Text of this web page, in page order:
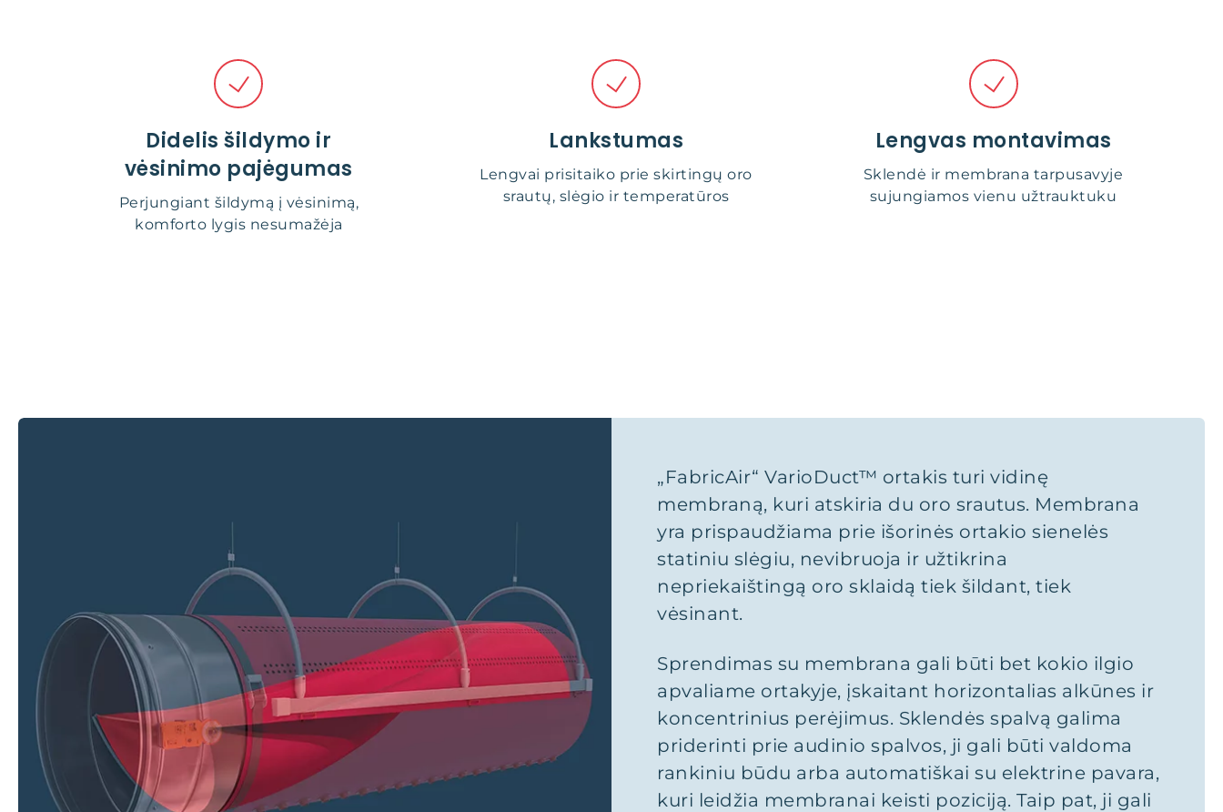
Didelis šildymo ir
vėsinimo pajėgumas
Perjungiant šildymą į vėsinimą,
komforto lygis nesumažėja
Lankstumas
Lengvai prisitaiko prie skirtingų oro
srautų, slėgio ir temperatūros
Lengvas montavimas
Sklendė ir membrana tarpusavyje
sujungiamos vienu užtrauktuku
„FabricAir“ VarioDuct™ ortakis turi vidinę
membraną, kuri atskiria du oro srautus. Membrana
yra prispaudžiama prie išorinės ortakio sienelės
statiniu slėgiu, nevibruoja ir užtikrina
nepriekaištingą oro sklaidą tiek šildant, tiek
vėsinant.
Sprendimas su membrana gali būti bet kokio ilgio
apvaliame ortakyje, įskaitant horizontalias alkūnes ir
koncentrinius perėjimus. Sklendės spalvą galima
priderinti prie audinio spalvos, ji gali būti valdoma
rankiniu būdu arba automatiškai su elektrine pavara,
kuri leidžia membranai keisti poziciją. Taip pat, ji gali